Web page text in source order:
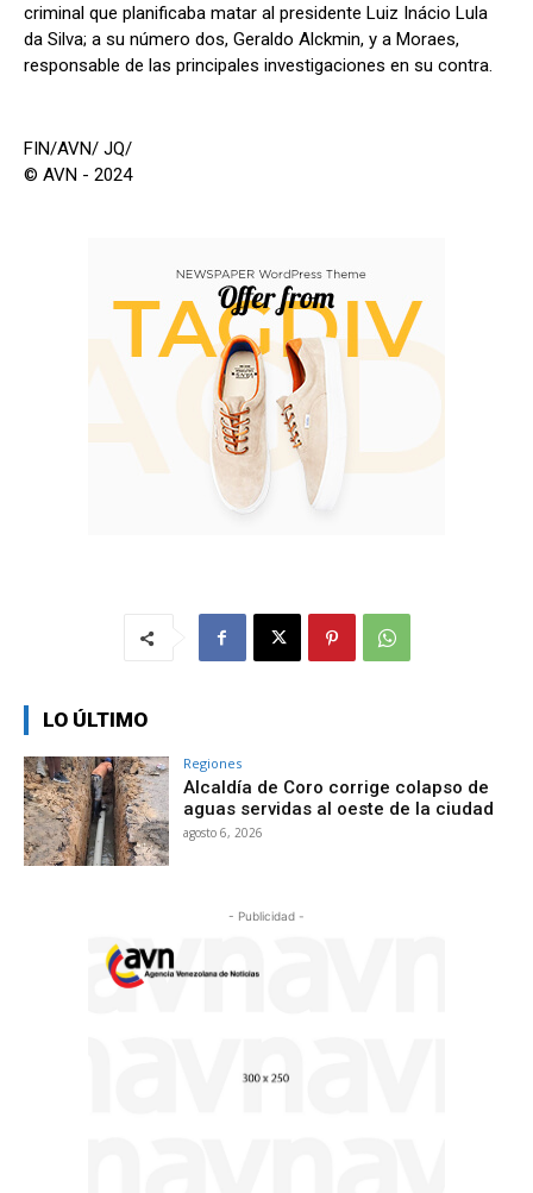
criminal que planificaba matar al presidente Luiz Inácio Lula
da Silva; a su número dos, Geraldo Alckmin, y a Moraes,
responsable de las principales investigaciones en su contra.
FIN/AVN/ JQ/
© AVN - 2024
LO ÚLTIMO
Regiones
Alcaldía de Coro corrige colapso de
aguas servidas al oeste de la ciudad
agosto 6, 2026
- Publicidad -